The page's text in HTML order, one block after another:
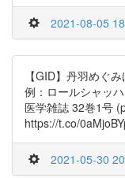
2021-08-05
【GID】丹羽めぐ
例：ロールシャッ
医学雑誌 32巻1号
https://t.co/
2021-05-30